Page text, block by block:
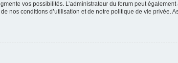
vos possibilités. L’administrateur du forum peut
nos conditions d’utilisation et de notre politique de vie privée.